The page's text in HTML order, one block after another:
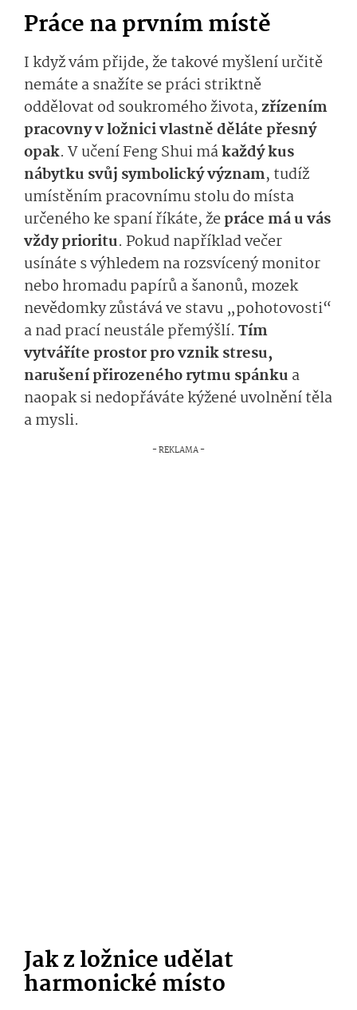
Práce na prvním místě
I když vám přijde, že takové myšlení určitě
nemáte a snažíte se práci striktně
oddělovat od soukromého života,zřízením
pracovny v ložnici vlastně děláte přesný
opak. V učení Feng Shui mákaždý kus
nábytku svůj symbolický význam, tudíž
umístěním pracovnímu stolu do místa
určeného ke spaní říkáte, žepráce má u vás
vždy prioritu. Pokud například večer
usínáte s výhledem na rozsvícený monitor
nebo hromadu papírů a šanonů, mozek
nevědomky zůstává ve stavu „pohotovosti“
a nad prací neustále přemýšlí. Tím
vytváříte prostor pro vznik stresu,
narušení přirozeného rytmu spánku a
naopak si nedopřáváte kýžené uvolnění těla
a mysli.
Jak z ložnice udělat
harmonické místo